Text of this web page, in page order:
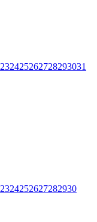
232425262728293031
2324252627282930